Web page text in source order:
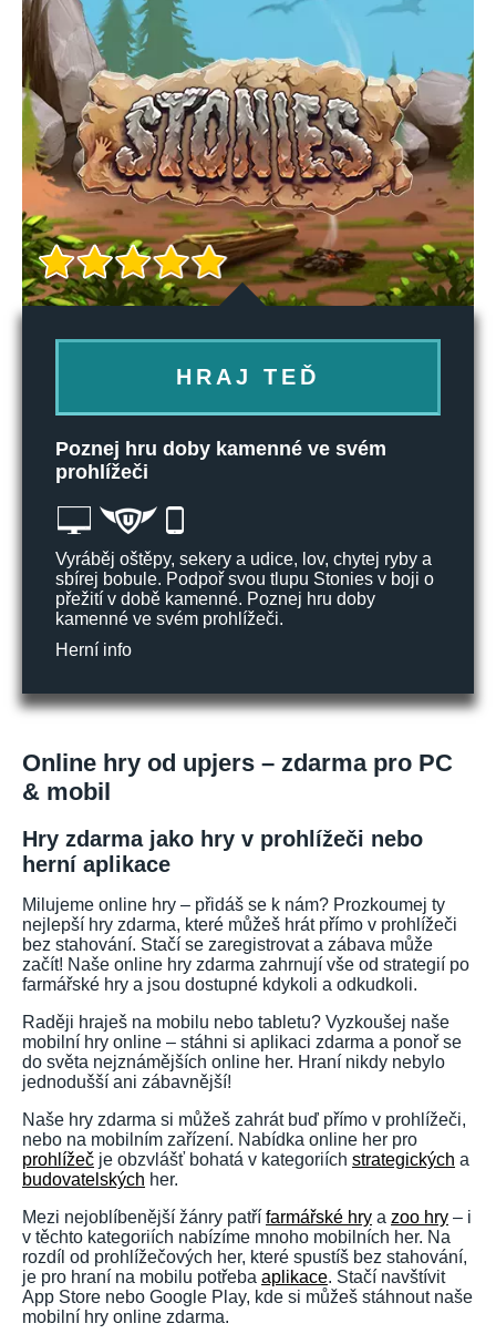
HRAJ TEĎ
Poznej hru doby kamenné ve svém
prohlížeči
Vyráběj oštěpy, sekery a udice, lov, chytej ryby a
sbírej bobule. Podpoř svou tlupu Stonies v boji o
přežití v době kamenné. Poznej hru doby
kamenné ve svém prohlížeči.
Herní info
Online hry od upjers – zdarma pro PC
& mobil
Hry zdarma jako hry v prohlížeči nebo
herní aplikace
Milujeme online hry – přidáš se k nám? Prozkoumej ty
nejlepší hry zdarma, které můžeš hrát přímo v prohlížeči
bez stahování. Stačí se zaregistrovat a zábava může
začít! Naše online hry zdarma zahrnují vše od strategií po
farmářské hry a jsou dostupné kdykoli a odkudkoli.
Raději hraješ na mobilu nebo tabletu? Vyzkoušej naše
mobilní hry online – stáhni si aplikaci zdarma a ponoř se
do světa nejznámějších online her. Hraní nikdy nebylo
jednodušší ani zábavnější!
Naše hry zdarma si můžeš zahrát buď přímo v prohlížeči,
nebo na mobilním zařízení. Nabídka online her pro
prohlížeč je obzvlášť bohatá v kategoriích strategických a
budovatelských her.
Mezi nejoblíbenější žánry patří farmářské hry a zoo hry – i
v těchto kategoriích nabízíme mnoho mobilních her. Na
rozdíl od prohlížečových her, které spustíš bez stahování,
je pro hraní na mobilu potřeba aplikace. Stačí navštívit
App Store nebo Google Play, kde si můžeš stáhnout naše
mobilní hry online zdarma.